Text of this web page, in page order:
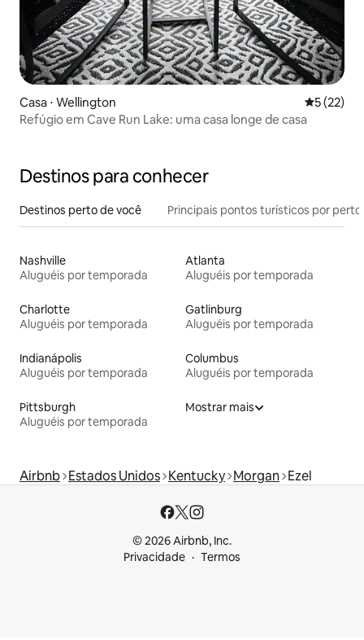
Casa ⋅ Wellington 5 de uma
5 (22)
Refúgio em Cave Run Lake: uma casa longe de casa
Destinos para conhecer
Destinos perto de você Principais pontos turísticos por perto
Nashville
Aluguéis por temporada
Atlanta
Aluguéis por temporada
Charlotte
Aluguéis por temporada
Gatlinburg
Aluguéis por temporada
Indianápolis
Aluguéis por temporada
Columbus
Aluguéis por temporada
Pittsburgh
Aluguéis por temporada
Mostrar mais
Airbnb Estados Unidos Kentucky Morgan Ezel
© 2026 Airbnb, Inc.
Privacidade
Termos